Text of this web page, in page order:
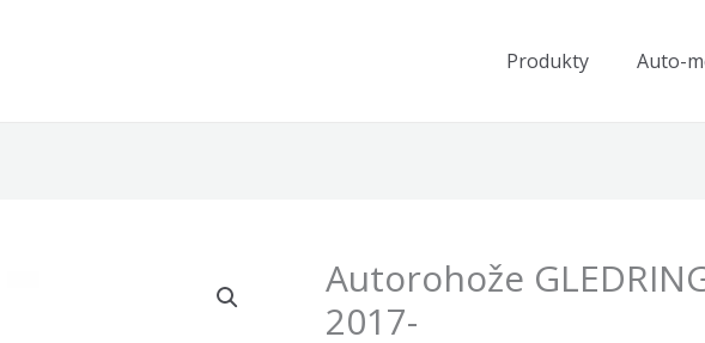
Produkty Auto-
Autorohože
2017-